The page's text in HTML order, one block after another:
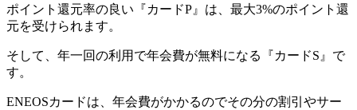
ポイント還元率の良い『カードP』は、最大3%のポイント還
元を受けられます。
そして、年一回の利用で年会費が無料になる『カードS』で
す。
ENEOSカードは、年会費がかかるのでその分の割引やサー